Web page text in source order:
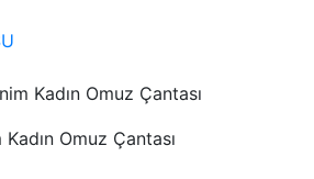
Kadın Omuz Çantası